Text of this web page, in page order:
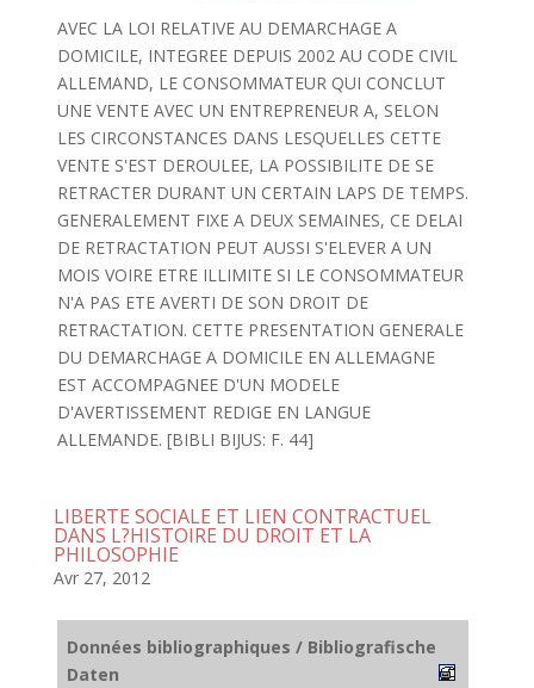
AVEC LA LOI RELATIVE AU DEMARCHAGE A
DOMICILE, INTEGREE DEPUIS 2002 AU CODE CIVIL
ALLEMAND, LE CONSOMMATEUR QUI CONCLUT
UNE VENTE AVEC UN ENTREPRENEUR A, SELON
LES CIRCONSTANCES DANS LESQUELLES CETTE
VENTE S'EST DEROULEE, LA POSSIBILITE DE SE
RETRACTER DURANT UN CERTAIN LAPS DE TEMPS.
GENERALEMENT FIXE A DEUX SEMAINES, CE DELAI
DE RETRACTATION PEUT AUSSI S'ELEVER A UN
MOIS VOIRE ETRE ILLIMITE SI LE CONSOMMATEUR
N'A PAS ETE AVERTI DE SON DROIT DE
RETRACTATION. CETTE PRESENTATION GENERALE
DU DEMARCHAGE A DOMICILE EN ALLEMAGNE
EST ACCOMPAGNEE D'UN MODELE
D'AVERTISSEMENT REDIGE EN LANGUE
ALLEMANDE. [BIBLI BIJUS: F. 44]
LIBERTE SOCIALE ET LIEN CONTRACTUEL
DANS L?HISTOIRE DU DROIT ET LA
PHILOSOPHIE
Avr 27, 2012
Données bibliographiques / Bibliografische
Daten